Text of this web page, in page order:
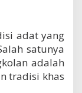
adat yang
satunya
adalah
tradisi khas